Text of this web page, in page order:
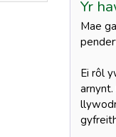
Yr
Mae
Ei rôl
arnynt.